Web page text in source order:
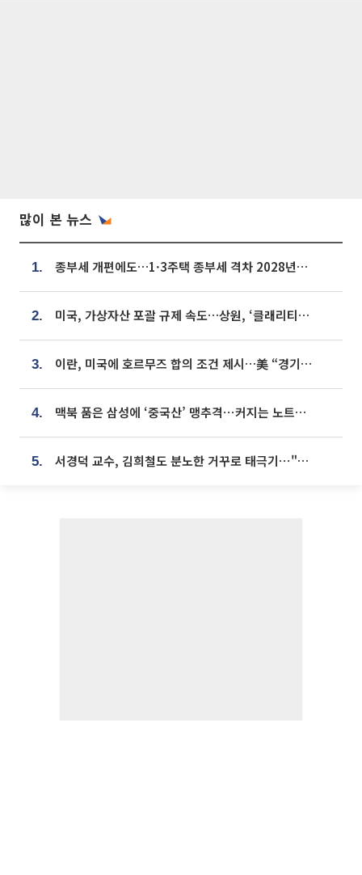
많이 본 뉴스
1. 종부세 개편에도…1·3주택 종부세 격차 2028년부터 확대
2. 미국, 가상자산 포괄 규제 속도…상원, ‘클래리티법’ 9월 절차투표 추진
3. 이란, 미국에 호르무즈 합의 조건 제시…美 “경기 아직 안 끝나” [종합]
4. 맥북 품은 삼성에 ‘중국산’ 맹추격⋯커지는 노트북 OLED 시장
5. 서경덕 교수, 김희철도 분노한 거꾸로 태극기⋯"엉터리는 아냐, 아쉬울 뿐"